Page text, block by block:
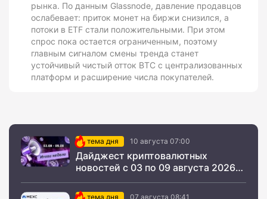
рынка. По данным Glassnode, давление продавцов
ослабевает: приток монет на биржи снизился, а
потоки в ETF стали положительными. При этом
спрос пока остается ограниченным, поэтому
главным сигналом смены тренда станет
устойчивый чистый отток BTC с централизованных
платформ и расширение числа покупателей.
тема дня 10 августа 07:00
Дайджест криптовалютных
новостей с 03 по 09 августа 2026
года
тема дня 07 августа 08:41